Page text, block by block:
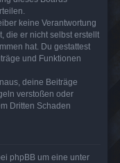
keine Verantwortung
die er nicht selbst erstellt
hat. Du gestattest
und Funktionen
deine Beiträge
verstoßen oder
Dritten Schaden
phpBB um eine unter